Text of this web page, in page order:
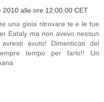
alle ore 12:00:00 CET
una gioia ritrovare te e le tue
Eataly ma non avevo nessun
avuto! Dimenticati del
tempo per farlo!! Un